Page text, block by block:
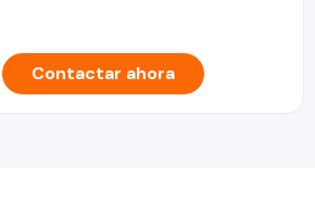
Contactar ahora